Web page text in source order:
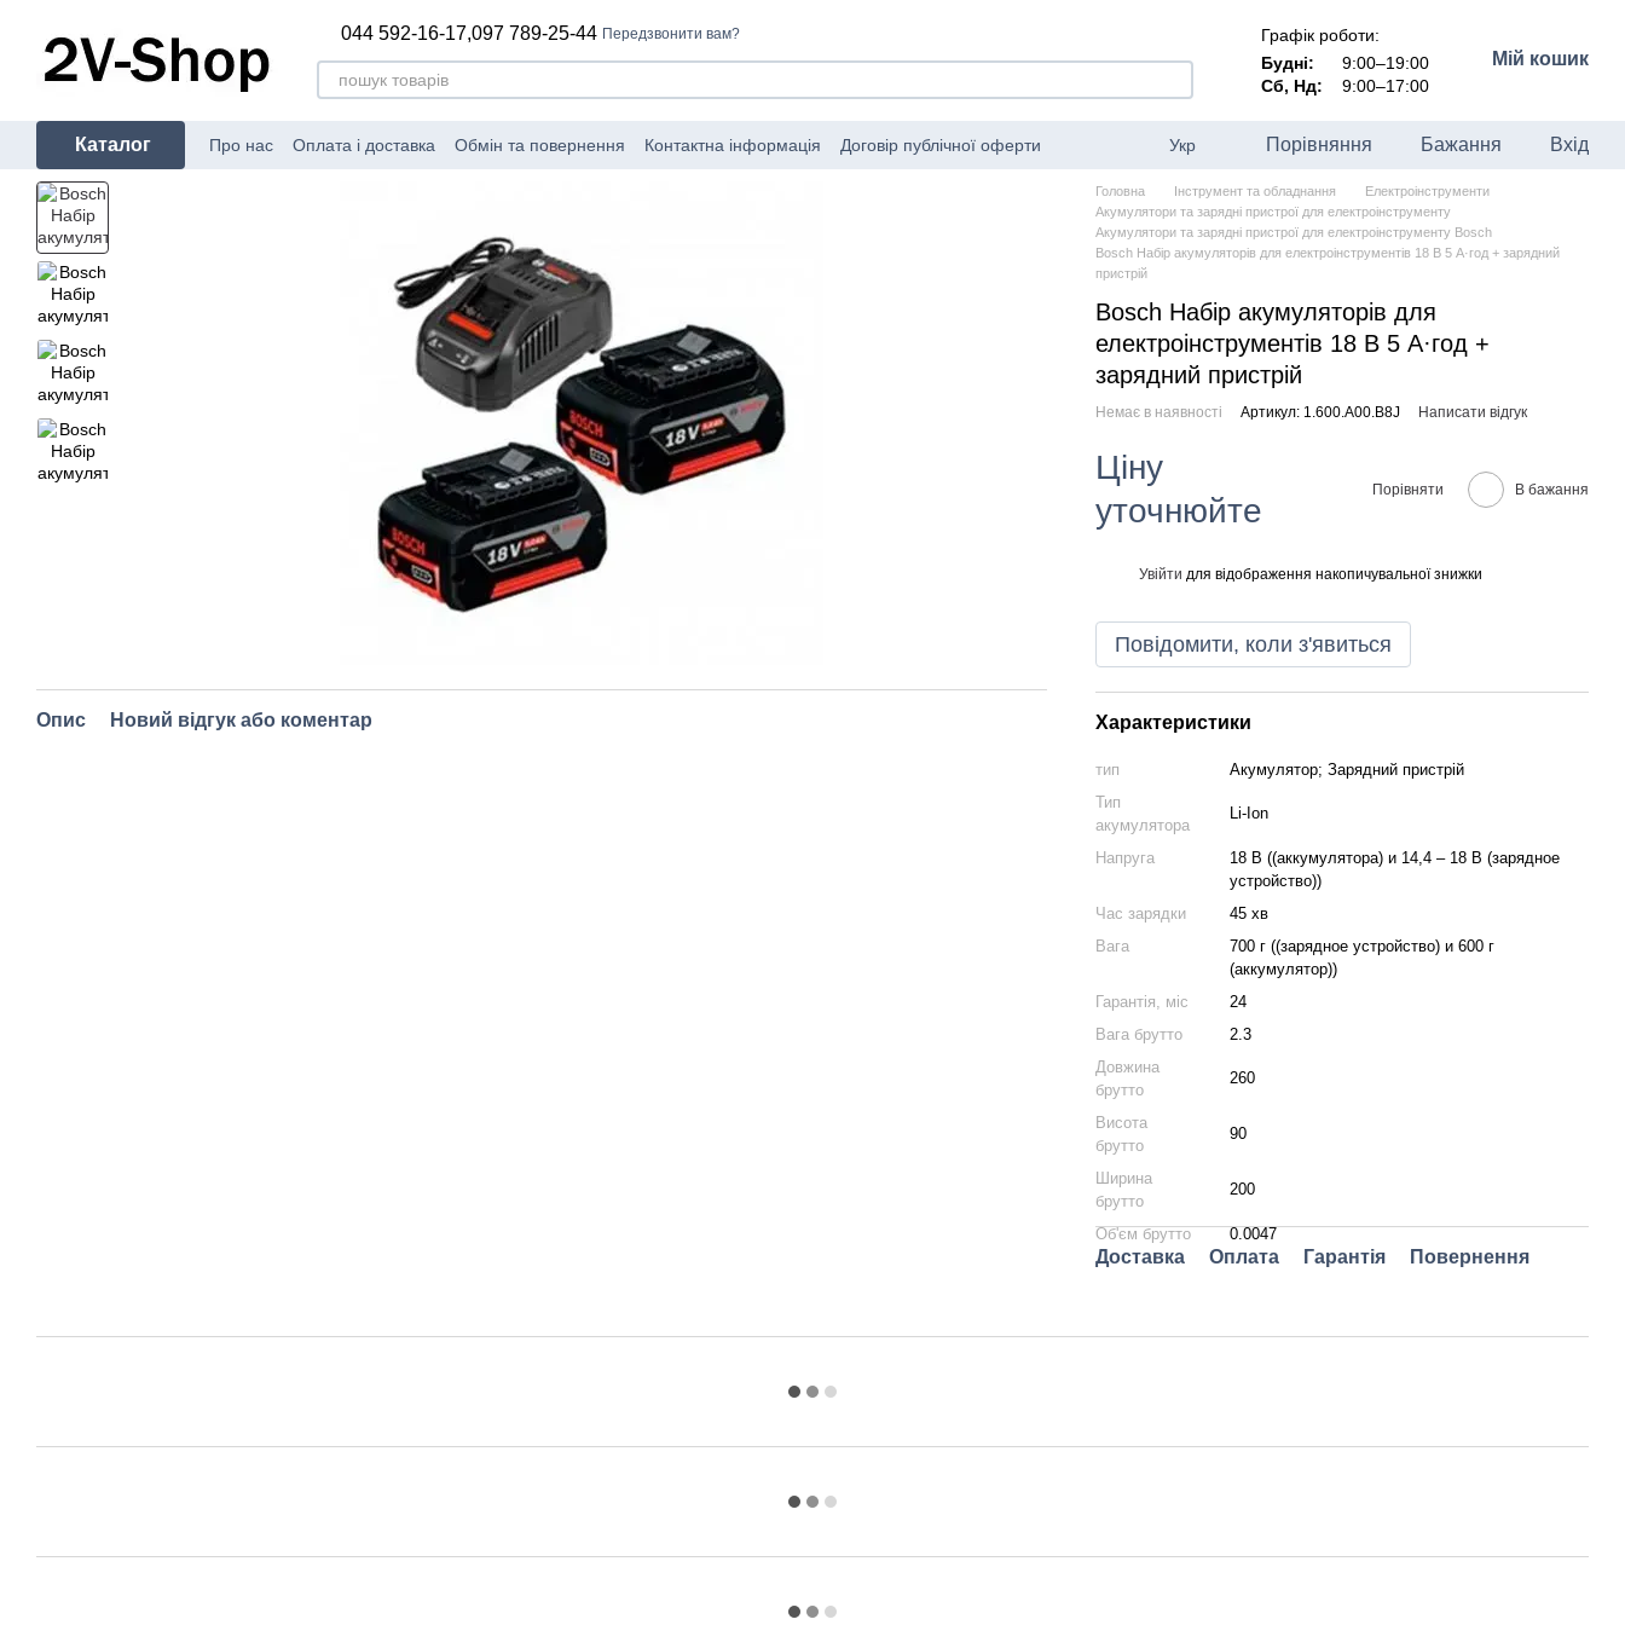
044 592-16-17,097 789-25-44 Передзвонити вам?
Графік роботи:
Будні:
9:00–19:00
Сб, Нд:
9:00–17:00
Мій кошик
Каталог Про нас Оплата і доставка Обмін та повернення Контактна інформація Договір публічної оферти Укр Порівняння Бажання Вхід
Опис Новий відгук або коментар
Головна Інструмент та обладнання
Електроінструменти
Акумулятори та зарядні пристрої для електроінструменту
Акумулятори та зарядні пристрої для електроінструменту Bosch
Bosch Набір акумуляторів для електроінструментів 18 В 5 А·год + зарядний
пристрій
Bosch Набір акумуляторів для
електроінструментів 18 В 5 А·год +
зарядний пристрій
Немає в наявності Артикул: 1.600.A00.B8J Написати відгук
Ціну
уточнюйте
Порівняти В бажання
Увійти для відображення накопичувальної знижки
Повідомити, коли з'явиться
Характеристики
тип
Акумулятор; Зарядний пристрій
Тип
акумулятора
Li-Ion
Напруга
18 В ((аккумулятора) и 14,4 – 18 В (зарядное
устройство))
Час зарядки
45 хв
Вага
700 г ((зарядное устройство) и 600 г
(аккумулятор))
Гарантія, міс
24
Вага брутто
2.3
Довжина
брутто
260
Висота
брутто
90
Ширина
брутто
200
Об'єм брутто 0.0047
Доставка Оплата Гарантія Повернення